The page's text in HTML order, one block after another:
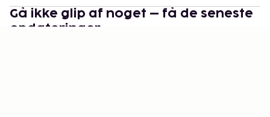
Gå ikke glip af noget – få de seneste
opdateringer